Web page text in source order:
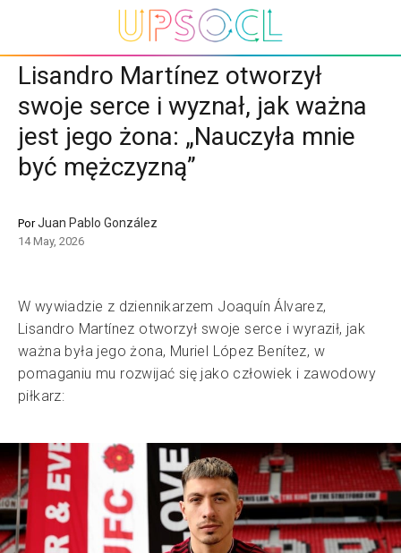
Lisandro Martínez otworzył
swoje serce i wyznał, jak ważna
jest jego żona: „Nauczyła mnie
być mężczyzną”
PorJuan Pablo González
14 May, 2026
W wywiadzie z dziennikarzem Joaquín Álvarez,
Lisandro Martínez otworzył swoje serce i wyraził, jak
ważna była jego żona, Muriel López Benítez, w
pomaganiu mu rozwijać się jako człowiek i zawodowy
piłkarz: